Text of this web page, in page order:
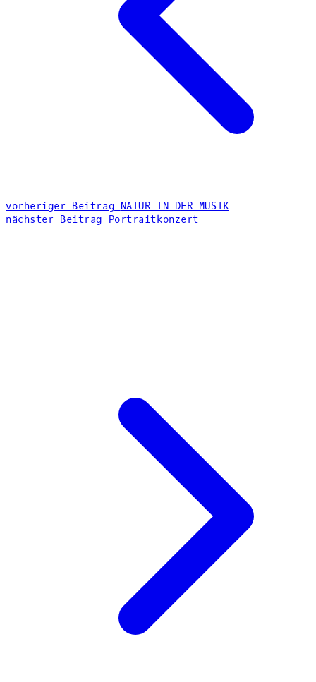
vorheriger Beitrag NATUR IN DER MUSIK
nächster Beitrag Portraitkonzert